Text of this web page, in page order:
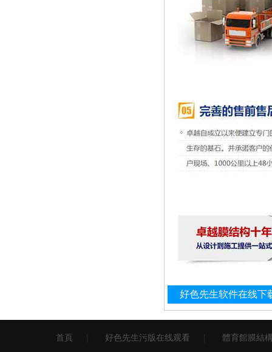
好色先生软件在线下
首頁 好色先生污版在线观看 體育館膜結